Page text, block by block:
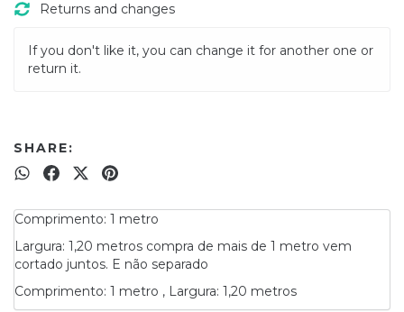
Returns and changes
If you don't like it, you can change it for another one or
return it.
SHARE:
Comprimento: 1 metro
Largura: 1,20 metros compra de mais de 1 metro vem
cortado juntos. E não separado
Comprimento: 1 metro , Largura: 1,20 metros